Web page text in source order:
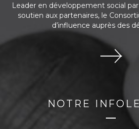
Leader en développement social
soutien aux partenaires, le
d’influence auprès des
NOTRE